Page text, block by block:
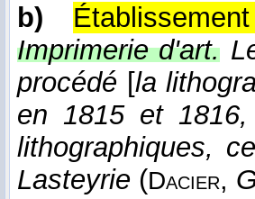
b)
Imprimerie d'art.
procédé [la
en 1815 et
lithographiques,
Lasteyrie (Dacier,